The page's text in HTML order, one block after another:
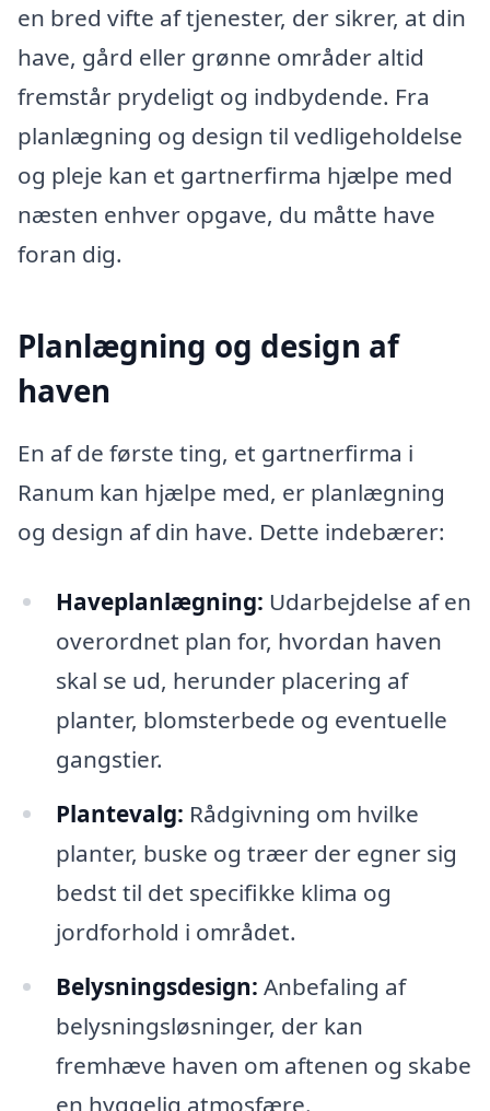
en bred vifte af tjenester, der sikrer, at din
have, gård eller grønne områder altid
fremstår prydeligt og indbydende. Fra
planlægning og design til vedligeholdelse
og pleje kan et gartnerfirma hjælpe med
næsten enhver opgave, du måtte have
foran dig.
Planlægning og design af
haven
En af de første ting, et gartnerfirma i
Ranum kan hjælpe med, er planlægning
og design af din have. Dette indebærer:
Haveplanlægning: Udarbejdelse af en
overordnet plan for, hvordan haven
skal se ud, herunder placering af
planter, blomsterbede og eventuelle
gangstier.
Plantevalg: Rådgivning om hvilke
planter, buske og træer der egner sig
bedst til det specifikke klima og
jordforhold i området.
Belysningsdesign: Anbefaling af
belysningsløsninger, der kan
fremhæve haven om aftenen og skabe
en hyggelig atmosfære.